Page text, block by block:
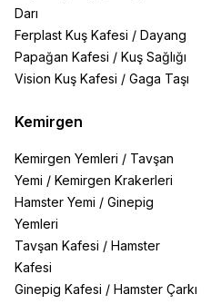
Darı
Ferplast Kuş Kafesi / Dayang
Papağan Kafesi / Kuş Sağlığı
Vision Kuş Kafesi / Gaga Taşı
Kemirgen
Kemirgen Yemleri / Tavşan
Yemi / Kemirgen Krakerleri
Hamster Yemi / Ginepig
Yemleri
Tavşan Kafesi / Hamster
Kafesi
Ginepig Kafesi / Hamster Çarkı